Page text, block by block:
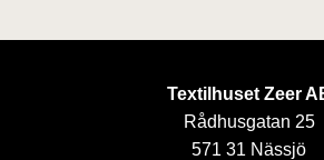
Textilhuset Zeer
Rådhusgatan 25
571 31 Nässjö